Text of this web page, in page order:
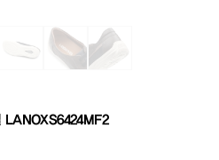
LANOXS6424MF2